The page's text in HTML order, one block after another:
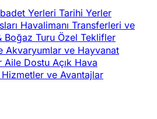
Yerleri Tarihi Yerler
Havalimanı Transferleri ve
Boğaz Turu Özel Teklifler
Akvaryumlar ve Hayvanat
Aile Dostu Açık Hava
Hizmetler ve Avantajlar